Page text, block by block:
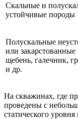
Скальные и
устойчивые породы
Полускальные
или
щебень, галечник,
и др.
На скважинах, где
проведены с
статического